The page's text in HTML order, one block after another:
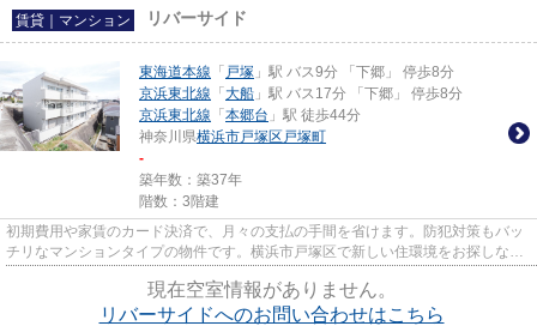
賃貸｜マンション リバーサイド
東海道本線 「 戸塚 」駅 バス9分 「下郷」 停歩8分
京浜東北線 「 大船 」駅 バス17分 「下郷」 停歩8分
京浜東北線 「 本郷台 」駅 徒歩44分
神奈川県横浜市戸塚区 戸塚町
-
築年数：築37年
階数：3階建
初期費用や家賃のカード決済で、月々の支払の手間を省けます。防犯対策もバッ
チリなマンションタイプの物件です。横浜市戸塚区で新しい住環境をお探しな
現在空室情報がありません。
リバーサイドへのお問い合わせはこちら